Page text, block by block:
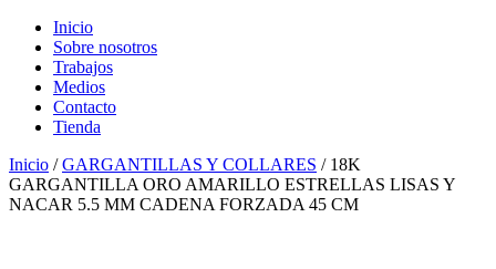
Inicio
Sobre nosotros
Trabajos
Medios
Contacto
Tienda
Inicio /GARGANTILLAS Y COLLARES / 18K
GARGANTILLA ORO AMARILLO ESTRELLAS LISAS Y
NACAR 5.5 MM CADENA FORZADA 45 CM